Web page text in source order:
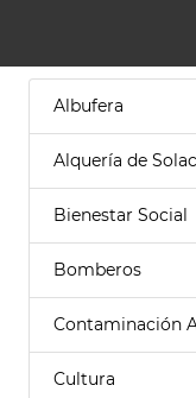
Albufera
Alquería de
Bienestar Social
Bomberos
Contaminación
Cultura